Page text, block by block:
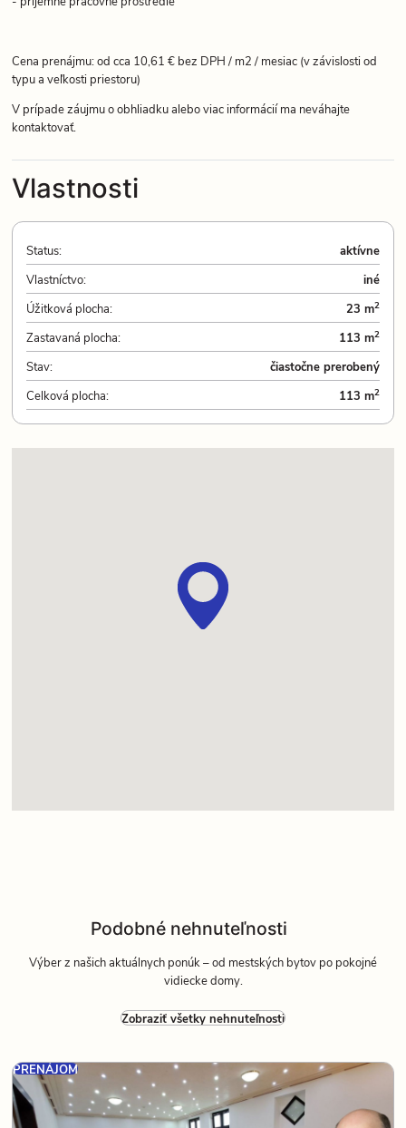
Cena prenájmu: od cca 10,61 € bez DPH / m2 / mesiac (v závislosti od
typu a veľkosti priestoru)
V prípade záujmu o obhliadku alebo viac informácií ma neváhajte
kontaktovať.
Vlastnosti
Status:
aktívne
Vlastníctvo:
iné
Úžitková plocha:
23 m2
Zastavaná plocha: 113 m2
Stav:
čiastočne prerobený
Celková plocha:
113 m2
Podobné nehnuteľnosti
Výber z našich aktuálnych ponúk – od mestských bytov po pokojné
vidiecke domy.
Zobraziť všetky nehnuteľnosti
PRENÁJOM